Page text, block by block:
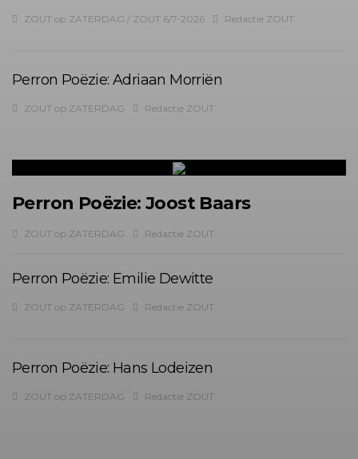
ZOUT op ZATERDAG / ZOUT 6/7-2026 Redactie ZOUT
Perron Poëzie: Adriaan Morriën
ZOUT op ZATERDAG Redactie ZOUT
Perron Poëzie: Joost Baars
ZOUT op ZATERDAG Redactie ZOUT
Perron Poëzie: Emilie Dewitte
ZOUT op ZATERDAG Redactie ZOUT
Perron Poëzie: Hans Lodeizen
ZOUT op ZATERDAG Redactie ZOUT